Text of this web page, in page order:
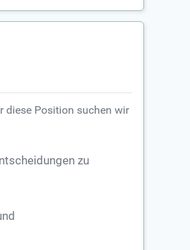
diese Position suchen wir
zu